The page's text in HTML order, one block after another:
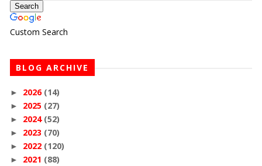
Custom Search
BLOG ARCHIVE
► 2026 (14)
► 2025 (27)
► 2024 (52)
► 2023 (70)
► 2022 (120)
► 2021 (88)